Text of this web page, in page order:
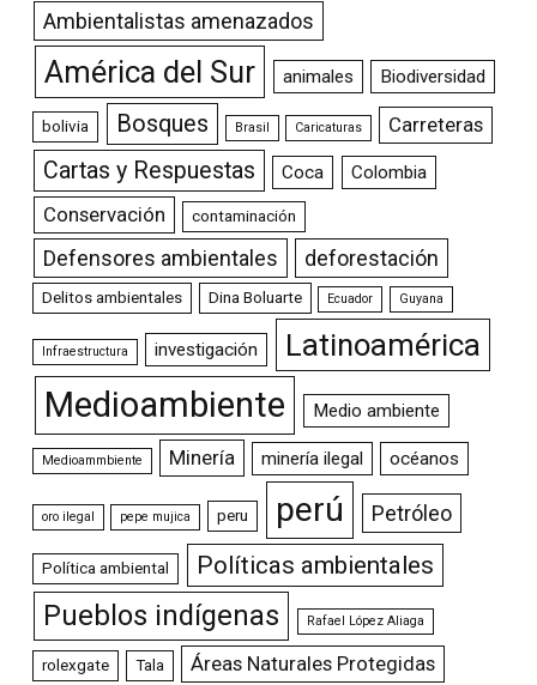
Ambientalistas amenazados
América del Sur animales Biodiversidad
bolivia Bosques Brasil Caricaturas Carreteras
Cartas y Respuestas Coca Colombia
Conservación contaminación
Defensores ambientales deforestación
Delitos ambientales Dina Boluarte Ecuador Guyana
Infraestructura investigación Latinoamérica
Medioambiente Medio ambiente
Medioammbiente Minería minería ilegal océanos
oro ilegal pepe mujica peru perú Petróleo
Política ambiental Políticas ambientales
Pueblos indígenas Rafael López Aliaga
rolexgate Tala Áreas Naturales Protegidas